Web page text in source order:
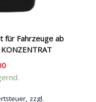
für Fahrzeuge ab
zzgl.